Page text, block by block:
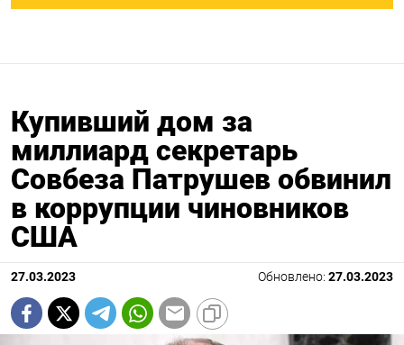
Купивший дом за
миллиард секретарь
Совбеза Патрушев обвинил
в коррупции чиновников
США
27.03.2023 Обновлено: 27.03.2023